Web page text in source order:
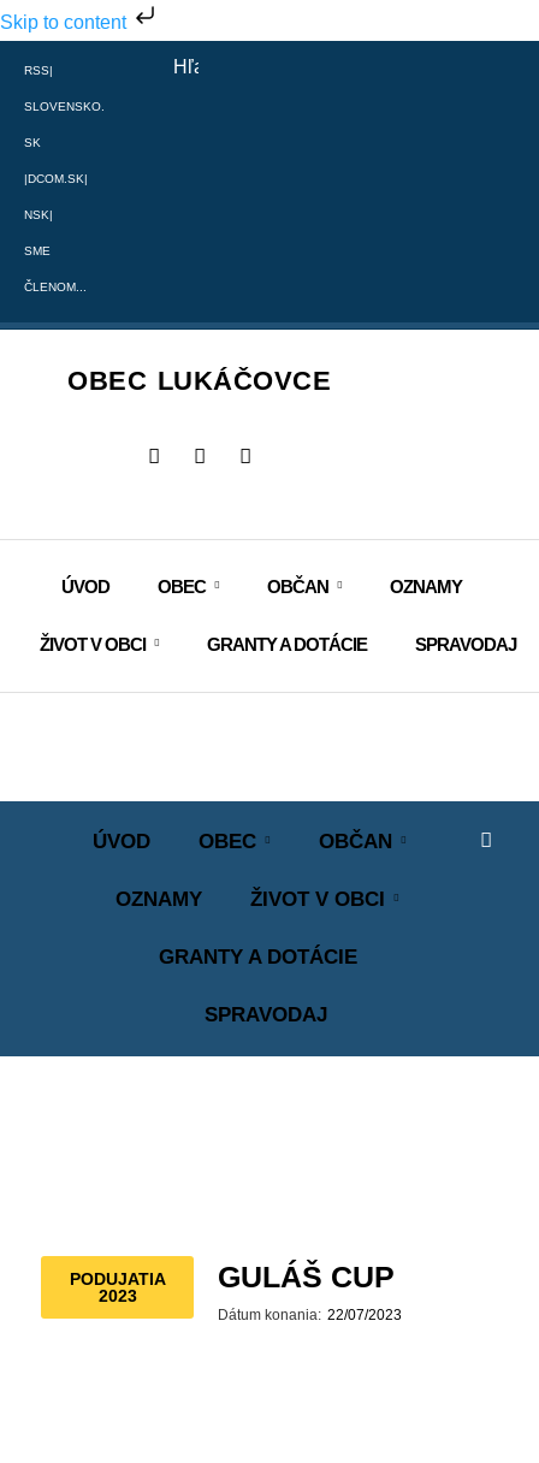
Skip to content
RSS|
SLOVENSKO.
SK
|DCOM.SK|
NSK|
SME
ČLENOM...
OBEC LUKÁČOVCE
ÚVOD OBEC OBČAN OZNAMY
ŽIVOT V OBCI GRANTY A DOTÁCIE SPRAVODAJ
ÚVOD OBEC OBČAN
OZNAMY ŽIVOT V OBCI
GRANTY A DOTÁCIE
SPRAVODAJ
PODUJATIA
2023
GULÁŠ CUP
Dátum konania: 22/07/2023